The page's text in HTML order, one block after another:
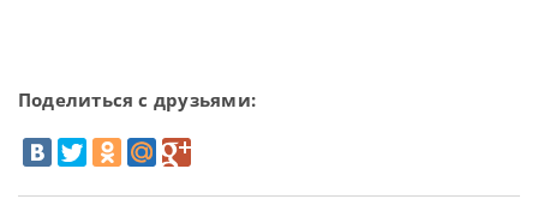
Поделиться с друзьями: